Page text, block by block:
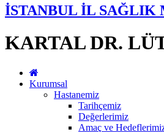
İSTANBUL İL SAĞLIK
KARTAL DR.
Kurumsal
Hastanemiz
Tarihçemiz
Değerlerimiz
Amaç ve